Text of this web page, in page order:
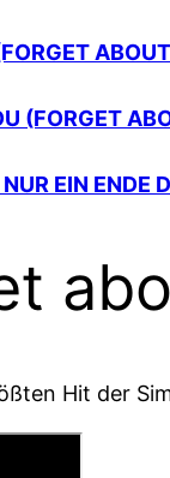
(FORGET
EIN ENDE
Hit der